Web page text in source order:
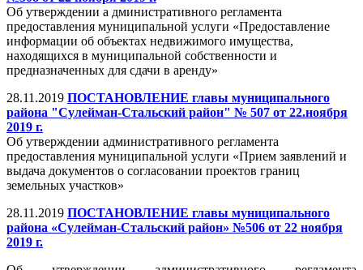
Об утверждении а дминистративного регламента
предоставления муниципальной услуги «Предоставление
информации об объектах недвижимого имущества,
находящихся в муниципальной собственности и
предназначенных для сдачи в аренду»
28.11.2019 ПОСТАНОВЛЕНИЕ главы муниципального
района "Сулейман-Стальский район" № 507 от 22.ноября
2019 г.
Об утверждении административного регламента
предоставления муниципальной услуги «Прием заявлений и
выдача документов о согласовании проектов границ
земельных участков»
28.11.2019 ПОСТАНОВЛЕНИЕ главы муниципального
района «Сулейман-Стальский район» №506 от 22 ноября
2019 г.